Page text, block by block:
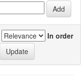
In order